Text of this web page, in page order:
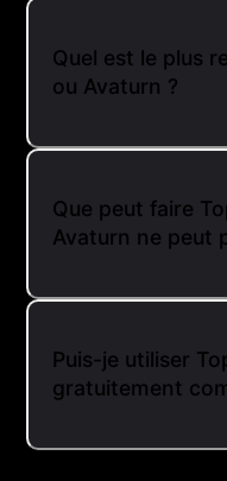
Quel est le plus
ou Avaturn ?
Que peut faire
Avaturn ne peut
Puis-je utiliser
gratuitement